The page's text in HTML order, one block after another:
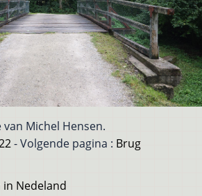
Michel Hensen.
- Volgende pagina : Brug
Nedeland